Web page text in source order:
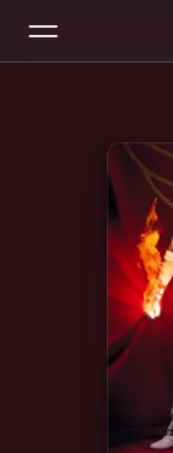
ホーム
新着おすすめ